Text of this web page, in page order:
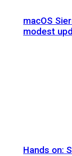
macOS
modest
Hands on: